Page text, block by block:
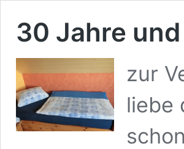
30 Jahre
zur
liebe